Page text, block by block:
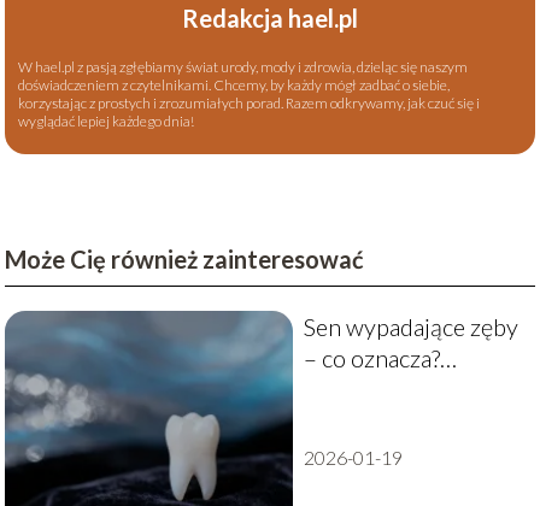
Redakcja hael.pl
W hael.pl z pasją zgłębiamy świat urody, mody i zdrowia, dzieląc się naszym
doświadczeniem z czytelnikami. Chcemy, by każdy mógł zadbać o siebie,
korzystając z prostych i zrozumiałych porad. Razem odkrywamy, jak czuć się i
wyglądać lepiej każdego dnia!
Może Cię również zainteresować
Sen wypadające zęby
– co oznacza?
2026-01-19